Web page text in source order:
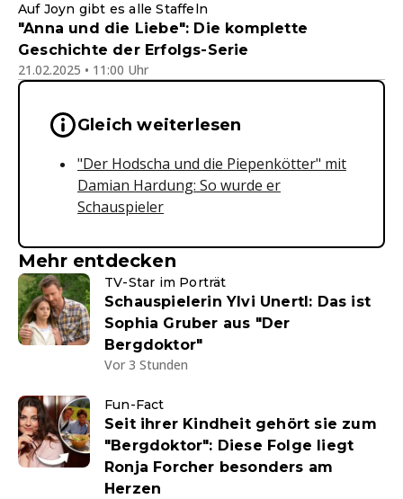
Auf Joyn gibt es alle Staffeln
"Anna und die Liebe": Die komplette
Geschichte der Erfolgs-Serie
21.02.2025 • 11:00 Uhr
Wichtige Hinweise &
Gleich weiterlesen
"Der Hodscha und die Piepenkötter" mit
Damian Hardung: So wurde er
Schauspieler
Mehr entdecken
TV-Star im Porträt
Schauspielerin Ylvi Unertl: Das ist
Sophia Gruber aus "Der
Bergdoktor"
Vor 3 Stunden
Fun-Fact
Seit ihrer Kindheit gehört sie zum
"Bergdoktor": Diese Folge liegt
Ronja Forcher besonders am
Herzen